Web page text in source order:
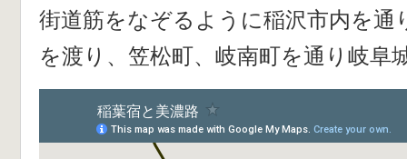
街道筋をなぞるように稲沢市内を通
を渡り、笠松町、岐南町を通り岐阜